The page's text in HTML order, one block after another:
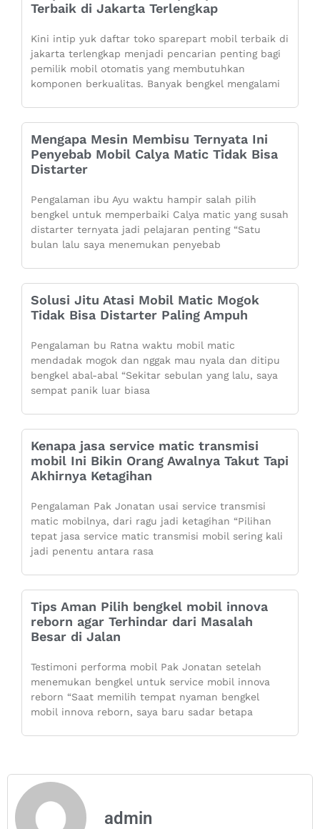
Terbaik di Jakarta Terlengkap
Kini intip yuk daftar toko sparepart mobil terbaik di
jakarta terlengkap menjadi pencarian penting bagi
pemilik mobil otomatis yang membutuhkan
komponen berkualitas. Banyak bengkel mengalami
Mengapa Mesin Membisu Ternyata Ini
Penyebab Mobil Calya Matic Tidak Bisa
Distarter
Pengalaman ibu Ayu waktu hampir salah pilih
bengkel untuk memperbaiki Calya matic yang susah
distarter ternyata jadi pelajaran penting “Satu
bulan lalu saya menemukan penyebab
Solusi Jitu Atasi Mobil Matic Mogok
Tidak Bisa Distarter Paling Ampuh
Pengalaman bu Ratna waktu mobil matic
mendadak mogok dan nggak mau nyala dan ditipu
bengkel abal-abal “Sekitar sebulan yang lalu, saya
sempat panik luar biasa
Kenapa jasa service matic transmisi
mobil Ini Bikin Orang Awalnya Takut Tapi
Akhirnya Ketagihan
Pengalaman Pak Jonatan usai service transmisi
matic mobilnya, dari ragu jadi ketagihan “Pilihan
tepat jasa service matic transmisi mobil sering kali
jadi penentu antara rasa
Tips Aman Pilih bengkel mobil innova
reborn agar Terhindar dari Masalah
Besar di Jalan
Testimoni performa mobil Pak Jonatan setelah
menemukan bengkel untuk service mobil innova
reborn “Saat memilih tempat nyaman bengkel
mobil innova reborn, saya baru sadar betapa
admin